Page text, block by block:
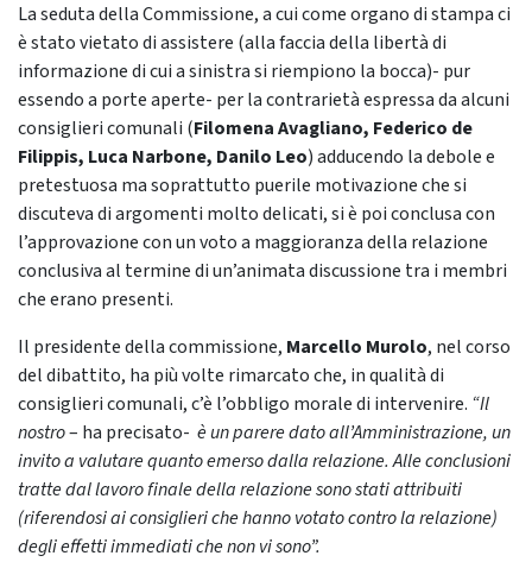
La seduta della Commissione, a cui come organo di stampa ci
è stato vietato di assistere (alla faccia della libertà di
informazione di cui a sinistra si riempiono la bocca)- pur
essendo a porte aperte- per la contrarietà espressa da alcuni
consiglieri comunali (Filomena Avagliano, Federico de
Filippis, Luca Narbone, Danilo Leo) adducendo la debole e
pretestuosa ma soprattutto puerile motivazione che si
discuteva di argomenti molto delicati, si è poi conclusa con
l’approvazione con un voto a maggioranza della relazione
conclusiva al termine di un’animata discussione tra i membri
che erano presenti.
Il presidente della commissione, Marcello Murolo, nel corso
del dibattito, ha più volte rimarcato che, in qualità di
consiglieri comunali, c’è l’obbligo morale di intervenire. “Il
nostro– ha precisato- è un parere dato all’Amministrazione, un
invito a valutare quanto emerso dalla relazione. Alle conclusioni
tratte dal lavoro finale della relazione sono stati attribuiti
(riferendosi ai consiglieri che hanno votato contro la relazione)
degli effetti immediati che non vi sono”.